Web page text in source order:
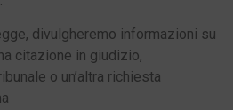
divulgheremo informazioni su
citazione in giudizio,
o un’altra richiesta